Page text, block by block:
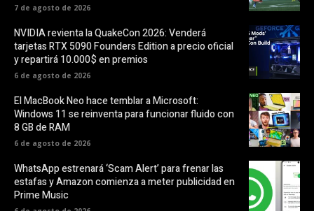
7 de agosto de 2026
NVIDIA revienta la QuakeCon 2026: Venderá
tarjetas RTX 5090 Founders Edition a precio oficial
y repartirá 10.000$ en premios
6 de agosto de 2026
El MacBook Neo hace temblar a Microsoft:
Windows 11 se reinventa para funcionar fluido con
8 GB de RAM
6 de agosto de 2026
WhatsApp estrenará ‘Scam Alert’ para frenar las
estafas y Amazon comienza a meter publicidad en
Prime Music